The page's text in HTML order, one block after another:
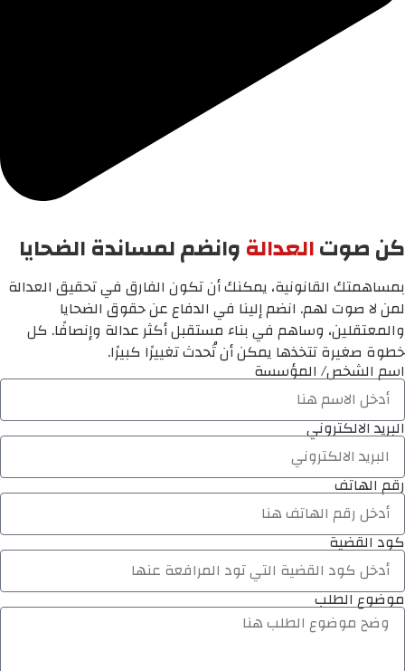
كن صوتالعدالةوانضم لمساندة الضحايا
بمساهمتك القانونية، يمكنك أن تكون الفارق في تحقيق العدالة
لمن لا صوت لهم. انضم إلينا في الدفاع عن حقوق الضحايا
والمعتقلين، وساهم في بناء مستقبل أكثر عدالة وإنصافًا. كل
خطوة صغيرة تتخذها يمكن أن تُحدث تغييرًا كبيرًا.
اسم الشخص/ المؤسسة
البريد الالكتروني
رقم الهاتف
كود القضية
موضوع الطلب